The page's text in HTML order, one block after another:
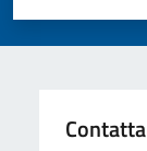
Valuta
Valuta 2
Valuta 1 stelle